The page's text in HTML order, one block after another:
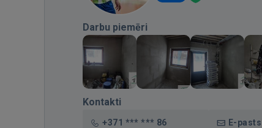
Darbu piemēri
Kontakti
+371 *** *** 86 E-pasts